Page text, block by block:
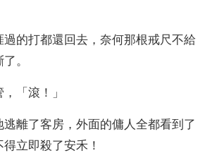
的打都還回去，奈何那根戒尺不給
。
「滾！」
離了客房，外面的傭人全都看到了
立即殺了安禾！